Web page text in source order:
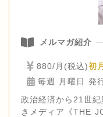
メルマガ紹介
880/月(税込)初
毎週 月曜日 発
政治経済から21世
きメディア《THE